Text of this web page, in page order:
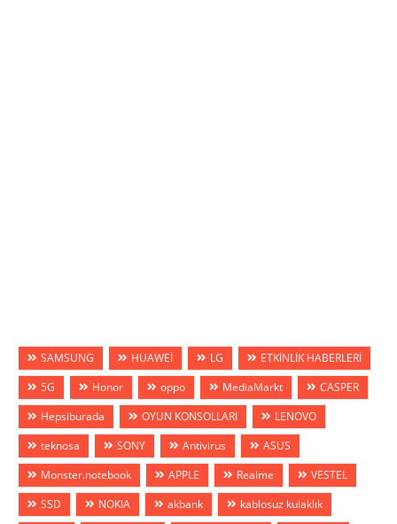
SAMSUNG HUAWEİ LG
ETKİNLİK HABERLERİ
5G
Honor oppo MediaMarkt
CASPER
Hepsiburada
OYUN KONSOLLARI
LENOVO
teknosa
SONY Antivirus
ASUS
Monster.notebook
APPLE Realme
VESTEL
SSD
NOKIA akbank
kablosuz kulaklık